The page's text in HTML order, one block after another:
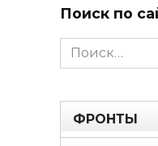
Поиск по
Search
for:
ФРОНТЫ